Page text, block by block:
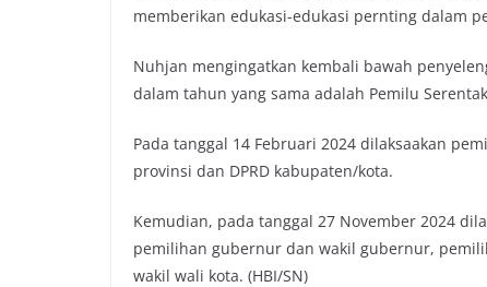
memberikan edukasi-edukasi pernting dalam
Nuhjan mengingatkan kembali bawah
dalam tahun yang sama adalah Pemilu
Pada tanggal 14 Februari 2024 dilaksaakan
provinsi dan DPRD kabupaten/kota.
Kemudian, pada tanggal 27 November 2024
pemilihan gubernur dan wakil gubernur,
wakil wali kota. (HBI/SN)